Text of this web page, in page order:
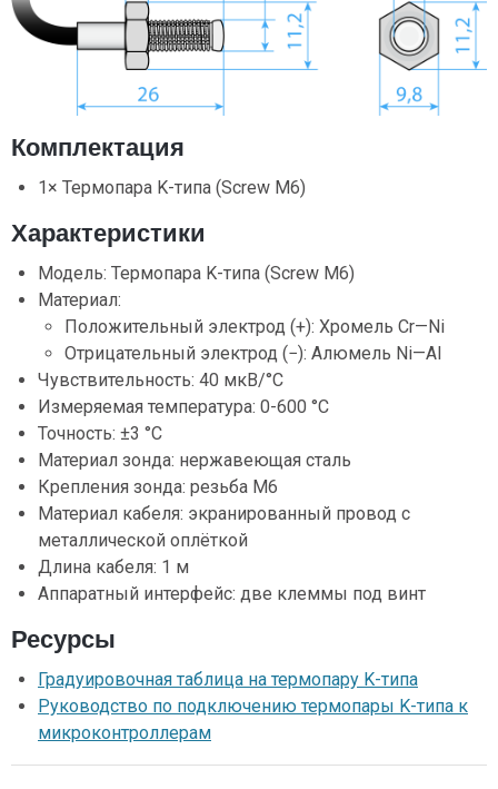
Комплектация
1× Термопара K-типа (Screw М6)
Характеристики
Модель: Термопара K-типа (Screw М6)
Материал:
Положительный электрод (+): Хромель Cr—Ni
Отрицательный электрод (−): Алюмель Ni—Al
Чувствительность: 40 мкВ/°C
Измеряемая температура: 0-600 °C
Точность: ±3 °C
Материал зонда: нержавеющая сталь
Крепления зонда: резьба М6
Материал кабеля: экранированный провод с
металлической оплёткой
Длина кабеля: 1 м
Аппаратный интерфейс: две клеммы под винт
Ресурсы
Градуировочная таблица на термопару K-типа
Руководство по подключению термопары K-типа к
микроконтроллерам